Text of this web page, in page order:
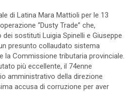
di Latina Mara Mattioli per le 13
“Dusty Trade” che,
sostituti Luigia Spinelli e Giuseppe
presunto collaudato sistema
la Commissione tributaria provinciale.
più eccellente, il 74enne
amministrativo della direzione
accusa di corruzione per aver